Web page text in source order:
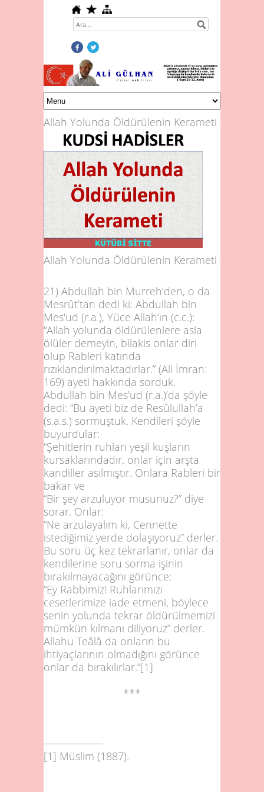
Allah Yolunda Öldürülenin Kerameti
Allah Yolunda Öldürülenin Kerameti
21) Abdullah bin Murreh’den, o da
Mesrût’tan dedi ki: Ab­dullah bin
Mes'ud (r.a.), Yüce Allah’ın (c.c.):
“Allah yolunda öldürülenlere asla
ölüler demeyin, bilakis onlar diri
olup Rableri katında
rızıklandırılmaktadırlar.” (Ali İmran:
169) ayeti hakkında sorduk.
Abdullah bin Mes’ud (r.a.)’da şöyle
dedi: “Bu ayeti biz de Resûlullah’a
(s.a.s.) sor­muştuk. Kendileri şöyle
buyurdu­lar:
“Şehitlerin ruhları yeşil kuşların
kursaklarındadır. onlar için arşta
kandiller asılmıştır. Onlara Rableri bir
bakar ve
“Bir şey arzuluyor musunuz?” diye
sorar. Onlar:
“Ne arzulayalım ki, Cen­nette
istediğimiz yerde dolaşıyoruz” derler.
Bu soru üç kez tekrarla­nır, onlar da
kendilerine soru sorma işinin
bırakılmayacağını gö­rünce:
“Ey Rabbimiz! Ruhlarımızı
cesetlerimize iade etmeni, böy­lece
se­nin yolunda tekrar öldürülmemizi
mümkün kılmanı diliyoruz” derler.
Allahu Teâlâ da onların bu
ihtiyaçlarının olmadığını gö­rünce
onlar da bırakılırlar.”[1]
***
[1] Müslim (1887).